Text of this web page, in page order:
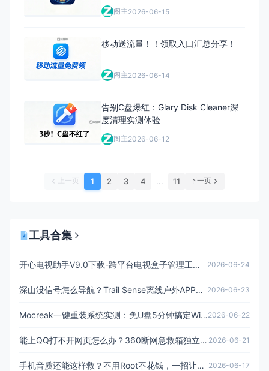
阁主2026-06-15
移动送流量！！领取入口汇总分享！
阁主2026-06-14
告别C盘爆红：Glary Disk Cleaner深
度清理实测体验
阁主2026-06-12
上一页 1 2 3 4 ... 11 下一页
工具合集
开心电视助手V9.0下载-跨平台电视盒子管理工具免费版 2026-06-24
深山没信号怎么导航？Trail Sense离线户外APP实测 2026-06-23
Mocreak一键重装系统实测：免U盘5分钟搞定Win10/11和Office2026-06-22
能上QQ打不开网页怎么办？360断网急救箱独立版修复DNS错误 2026-06-21
手机音质还能这样救？不用Root不花钱，一招让外放脱胎换骨 2026-06-17